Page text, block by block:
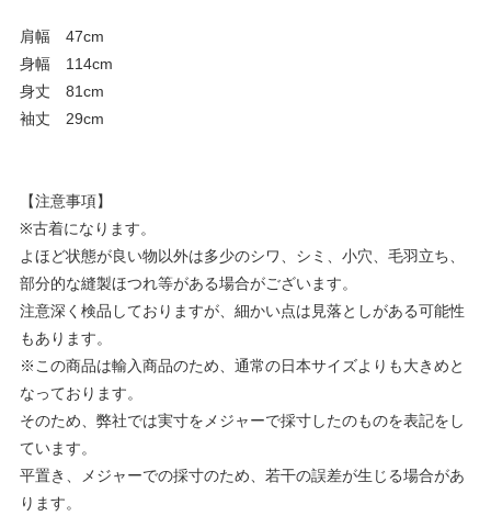
肩幅 47cm
身幅 114cm
身丈 81cm
袖丈 29cm
【注意事項】
※古着になります。
よほど状態が良い物以外は多少のシワ、シミ、小穴、毛羽立ち、
部分的な縫製ほつれ等がある場合がございます。
注意深く検品しておりますが、細かい点は見落としがある可能性
もあります。
※この商品は輸入商品のため、通常の日本サイズよりも大きめと
なっております。
そのため、弊社では実寸をメジャーで採寸したのものを表記をし
ています。
平置き、メジャーでの採寸のため、若干の誤差が生じる場合があ
ります。